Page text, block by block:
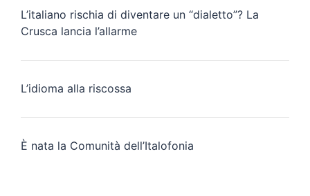
L’italiano rischia di diventare un “dialetto”? La
Crusca lancia l’allarme
L’idioma alla riscossa
È nata la Comunità dell’Italofonia